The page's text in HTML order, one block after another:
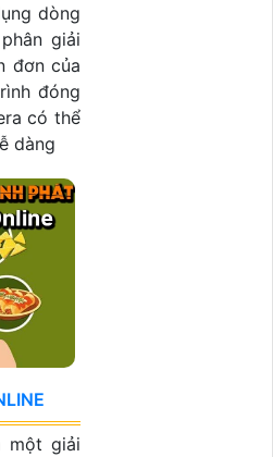
dòng
giải
đơn của
đóng
có thể
dàng
một giải